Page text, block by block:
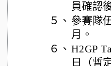
員確認
５、 參賽隊
月。
６、 H2GP
日（暫